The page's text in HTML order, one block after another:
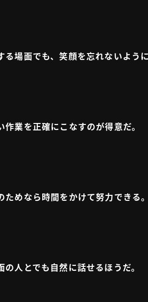
る場面でも、笑顔を忘れないように
作業を正確にこなすのが得意だ。
ためなら時間をかけて努力できる。
の人とでも自然に話せるほうだ。